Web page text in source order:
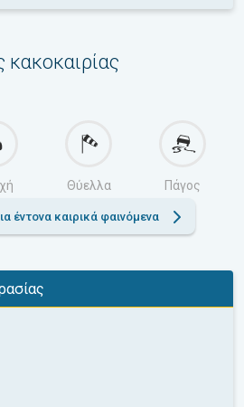
κακοκαιρίας
Θύελλα Πάγος
έντονα καιρικά φαινόμενα